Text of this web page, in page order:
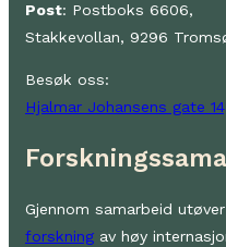
Post: Postboks 6606,
Stakkevollan, 9296
Besøk oss:
Hjalmar Johansens gate
Gjennom samarbeid
forskning av høy